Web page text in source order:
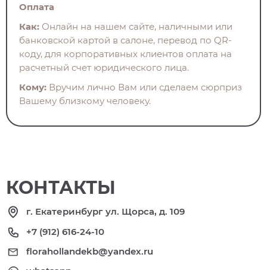
Оплата
Как: Онлайн на нашем сайте, наличными или
банковской картой в салоне, перевод по QR-
коду, для корпоративных клиентов оплата на
расчетный счет юридического лица.
Кому: Вручим лично Вам или сделаем сюрприз
Вашему близкому человеку.
КОНТАКТЫ
г. Екатеринбург ул. Щорса, д. 109
+7 (912) 616-24-10
florahollandekb@yandex.ru